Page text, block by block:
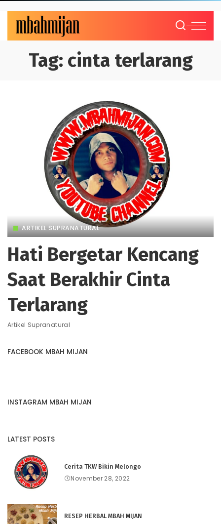
Tag: cinta terlarang
ARTIKEL SUPRANATURAL
Hati Bergetar Kencang
Saat Berakhir Cinta
Terlarang
Artikel Supranatural
FACEBOOK MBAH MIJAN
INSTAGRAM MBAH MIJAN
LATEST POSTS
Cerita TKW Bikin Melongo
November 28, 2022
RESEP HERBAL MBAH MIJAN